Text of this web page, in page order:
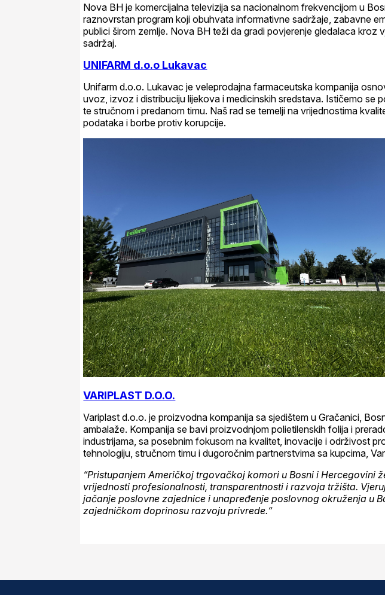
Nova BH je komercijalna televizija sa nacionalnom frekvencijom u
raznovrstan program koji obuhvata informativne sadržaje, zabavne
publici širom zemlje. Nova BH teži da gradi povjerenje gledalaca
sadržaj.
UNIFARM d.o.o Lukavac
Unifarm d.o.o. Lukavac je veleprodajna farmaceutska kompanija
uvoz, izvoz i distribuciju lijekova i medicinskih sredstava. Ističemo
te stručnom i predanom timu. Naš rad se temelji na vrijednostima
podataka i borbe protiv korupcije.
VARIPLAST D.O.O.
Variplast d.o.o. je proizvodna kompanija sa sjedištem u Gračanici,
ambalaže. Kompanija se bavi proizvodnjom polietilenskih folija i
industrijama, sa posebnim fokusom na kvalitet, inovacije i održivost
tehnologiju, stručnom timu i dugoročnim partnerstvima sa kupcima,
“Pristupanjem Američkoj trgovačkoj komori u Bosni i
vrijednosti profesionalnosti, transparentnosti i razvoja tržišta.
jačanje poslovne zajednice i unapređenje poslovnog okruženja u
zajedničkom doprinosu razvoju privrede.“